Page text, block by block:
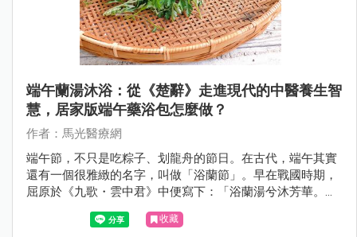
端午蘭湯沐浴：從《楚辭》走進現代的中醫養生智
慧，居家版端午藥浴包怎麼做？
作者：馬光醫療網
端午節，不只是吃粽子、划龍舟的節日。在古代，端午其實
還有一個很雅緻的名字，叫做「浴蘭節」。早在戰國時期，
屈原於《九歌・雲中君》中便寫下：「浴蘭湯兮沐芳華。」
《大戴禮記》也記載：「五月五日，蓄蘭為沐浴。」可見端
午以香草沐浴的習俗，至少已流傳兩千年以上。
收藏